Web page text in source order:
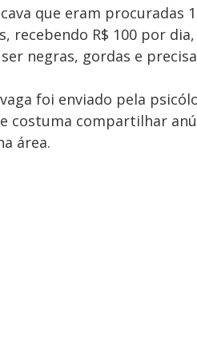
que eram procuradas
recebendo R$ 100 por
negras, gordas e
foi enviado pela
costuma compartilhar
área.